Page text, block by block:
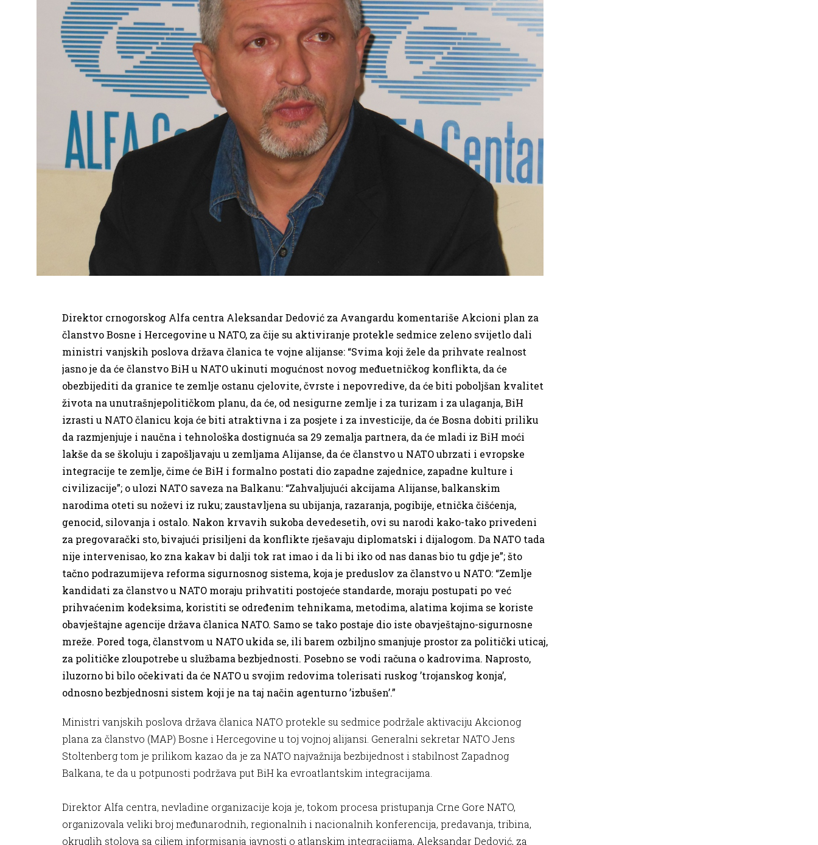
Direktor crnogorskog Alfa centra Aleksandar Dedović za Avangardu komentariše Akcioni plan za
članstvo Bosne i Hercegovine u NATO, za čije su aktiviranje protekle sedmice zeleno svijetlo dali
ministri vanjskih poslova država članica te vojne alijanse: “Svima koji žele da prihvate realnost
jasno je da će članstvo BiH u NATO ukinuti mogućnost novog međuetničkog konflikta, da će
obezbijediti da granice te zemlje ostanu cjelovite, čvrste i nepovredive, da će biti poboljšan kvalitet
života na unutrašnjepolitičkom planu, da će, od nesigurne zemlje i za turizam i za ulaganja, BiH
izrasti u NATO članicu koja će biti atraktivna i za posjete i za investicije, da će Bosna dobiti priliku
da razmjenjuje i naučna i tehnološka dostignuća sa 29 zemalja partnera, da će mladi iz BiH moći
lakše da se školuju i zapošljavaju u zemljama Alijanse, da će članstvo u NATO ubrzati i evropske
integracije te zemlje, čime će BiH i formalno postati dio zapadne zajednice, zapadne kulture i
civilizacije”; o ulozi NATO saveza na Balkanu: “Zahvaljujući akcijama Alijanse, balkanskim
narodima oteti su noževi iz ruku; zaustavljena su ubijanja, razaranja, pogibije, etnička čišćenja,
genocid, silovanja i ostalo. Nakon krvavih sukoba devedesetih, ovi su narodi kako-tako privedeni
za pregovarački sto, bivajući prisiljeni da konflikte rješavaju diplomatski i dijalogom. Da NATO tada
nije intervenisao, ko zna kakav bi dalji tok rat imao i da li bi iko od nas danas bio tu gdje je”; što
tačno podrazumijeva reforma sigurnosnog sistema, koja je preduslov za članstvo u NATO: “Zemlje
kandidati za članstvo u NATO moraju prihvatiti postojeće standarde, moraju postupati po već
prihvaćenim kodeksima, koristiti se određenim tehnikama, metodima, alatima kojima se koriste
obavještajne agencije država članica NATO. Samo se tako postaje dio iste obavještajno-sigurnosne
mreže. Pored toga, članstvom u NATO ukida se, ili barem ozbiljno smanjuje prostor za politički uticaj,
za političke zloupotrebe u službama bezbjednosti. Posebno se vodi računa o kadrovima. Naprosto,
iluzorno bi bilo očekivati da će NATO u svojim redovima tolerisati ruskog ’trojanskog konja’,
odnosno bezbjednosni sistem koji je na taj način agenturno ’izbušen’.”
Ministri vanjskih poslova država članica NATO protekle su sedmice podržale aktivaciju Akcionog
plana za članstvo (MAP) Bosne i Hercegovine u toj vojnoj alijansi. Generalni sekretar NATO Jens
Stoltenberg tom je prilikom kazao da je za NATO najvažnija bezbijednost i stabilnost Zapadnog
Balkana, te da u potpunosti podržava put BiH ka evroatlantskim integracijama.
Direktor Alfa centra, nevladine organizacije koja je, tokom procesa pristupanja Crne Gore NATO,
organizovala veliki broj međunarodnih, regionalnih i nacionalnih konferencija, predavanja, tribina,
okruglih stolova sa ciljem informisanja javnosti o atlanskim integracijama, Aleksandar Dedović, za